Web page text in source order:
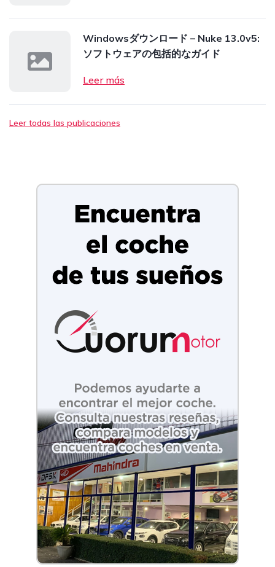
Windowsダウンロード – Nuke 13.0v5:
ソフトウェアの包括的なガイド
Leer más
Leer todas las publicaciones